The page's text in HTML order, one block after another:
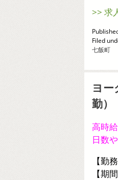
>> 求
Filed
七飯町
ヨー
勤）
高時
日数
【勤
【期